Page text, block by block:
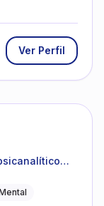
Ver Perfil